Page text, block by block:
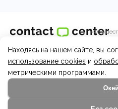
© 2011-2026, Контакт-центр
центра.»
Вопросы и ответы
Находясь на нашем сайте, вы
использование cookies и
метрическими программами.
Окей